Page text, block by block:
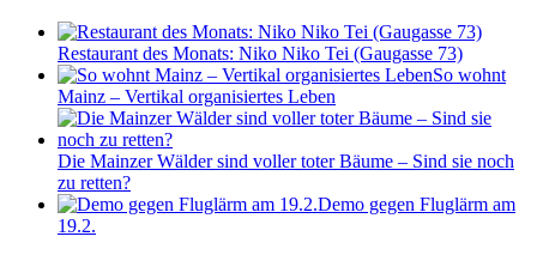
Restaurant des Monats: Niko Niko Tei (Gaugasse 73)
So wohnt
Mainz – Vertikal organisiertes Leben
Die Mainzer Wälder sind voller toter Bäume – Sind sie noch
zu retten?
Demo gegen Fluglärm am
19.2.